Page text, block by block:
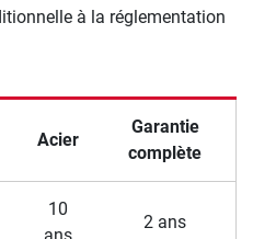
à la réglementation
Acier
Garantie
complète
10
2 ans